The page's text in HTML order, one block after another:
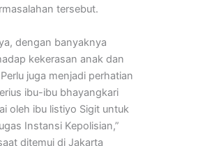
tersebut.
dengan banyaknya
kekerasan anak dan
juga menjadi perhatian
ibu-ibu bhayangkari
oleh ibu listiyo Sigit untuk
Instansi Kepolisian,”
ditemui di Jakarta